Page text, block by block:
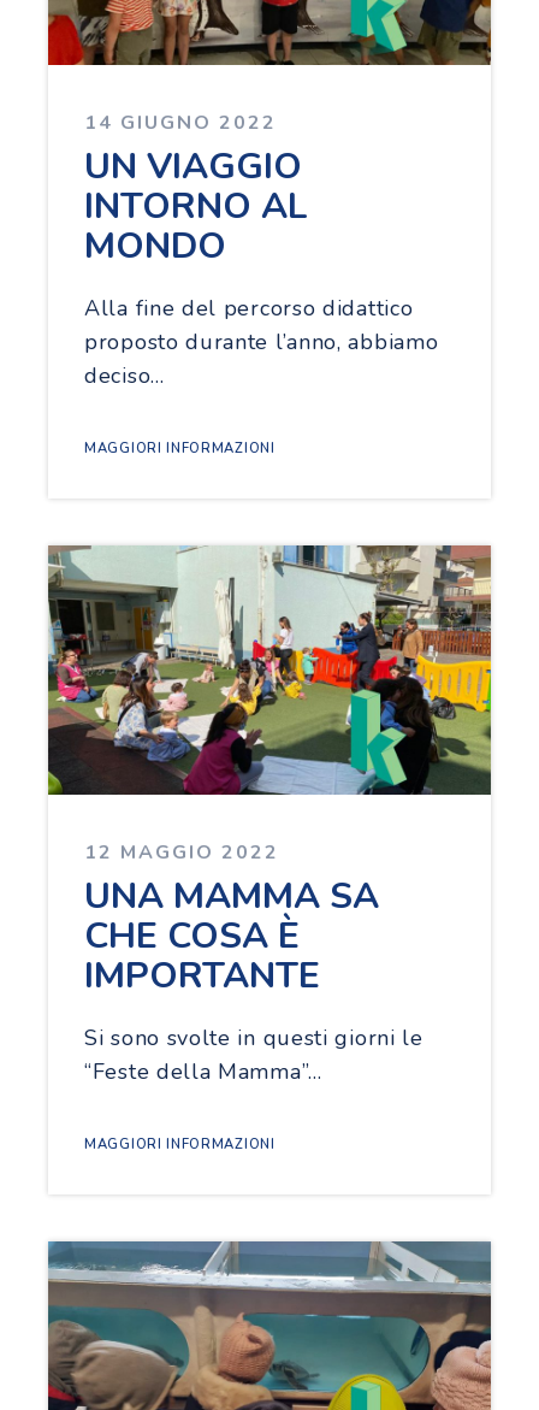
14 GIUGNO 2022
UN VIAGGIO
INTORNO AL
MONDO
Alla fine del percorso didattico
proposto durante l’anno, abbiamo
deciso…
MAGGIORI INFORMAZIONI
12 MAGGIO 2022
UNA MAMMA SA
CHE COSA È
IMPORTANTE
Si sono svolte in questi giorni le
“Feste della Mamma”…
MAGGIORI INFORMAZIONI